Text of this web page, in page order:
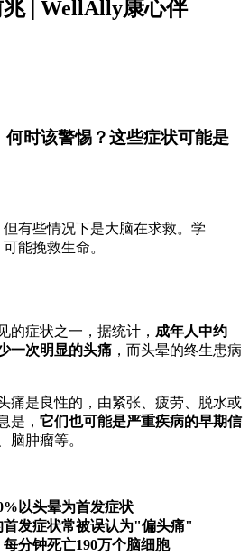
| WellAlly康心伴
何时该警惕？这些症状可能是
有些情况下是大脑在求救。学
能挽救生命。
的症状之一，据统计， 成年人中约
一次明显的头痛 ，而头晕的终生患病
痛是良性的，由紧张、疲劳、脱水或
是， 它们也可能是严重疾病的早期信
肿瘤等。
以头晕为首发症状
首发症状常被误认为"偏头痛"
分钟死亡190万个脑细胞